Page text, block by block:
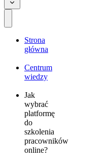
Strona
główna
Centrum
wiedzy
Jak
wybrać
platformę
do
szkolenia
pracowników
online?